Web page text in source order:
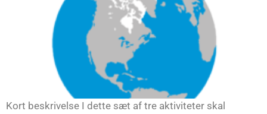
Kort beskrivelse I dette sæt af tre aktiviteter skal